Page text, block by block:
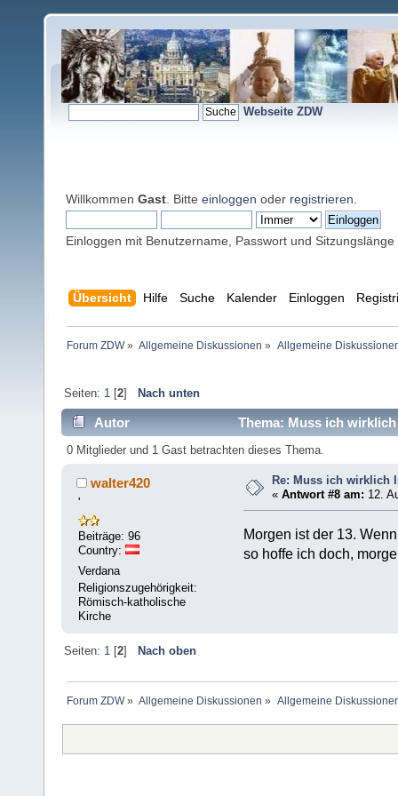
Webseite ZDW
Willkommen Gast . Bitte einloggen oder registrieren
Einloggen mit Benutzername, Passwort und Sitzungslänge
Übersicht Hilfe Suche Kalender Einloggen
Forum ZDW» Allgemeine Diskussionen » Allgemeine
Seiten: 1[2] Nach unten
Autor Thema: Muss ich
0 Mitglieder und 1 Gast betrachten dieses Thema.
walter420
'
Beiträge: 96
Country:
Verdana
Religionszugehörigkeit:
Römisch-katholische
Kirche
Re: Muss ich wirklich
«Antwort #8 am: 12.
Morgen ist der 13.
so hoffe ich doch,
Seiten: 1 [2] Nach oben
Forum ZDW» Allgemeine Diskussionen » Allgemeine